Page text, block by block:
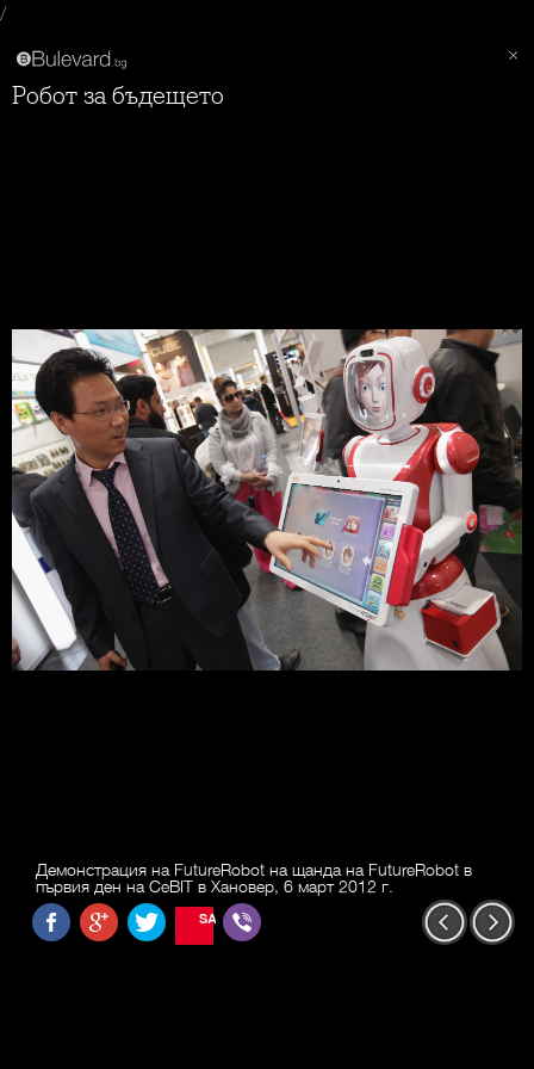
/
Робот за бъдещето
Демонстрация на FutureRobot на щанда на FutureRobot в
първия ден на CeBIT в Хановер, 6 март 2012 г.
SAVE